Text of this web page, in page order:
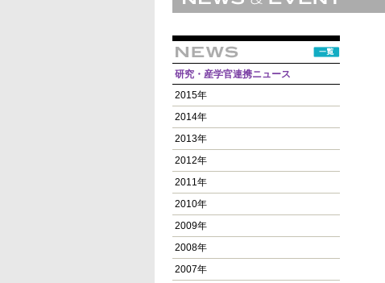
研究・産学官連携ニュース
2015年
2014年
2013年
2012年
2011年
2010年
2009年
2008年
2007年